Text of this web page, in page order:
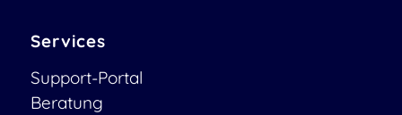
Services
Support-Portal
Beratung